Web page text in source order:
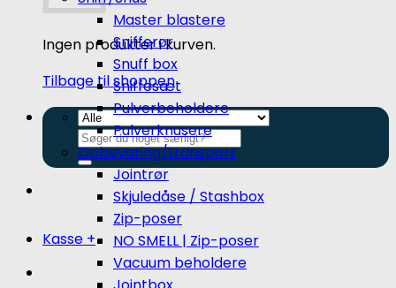
Ingen produkter i kurven.
Tilbage til shoppen
Søg
efter:
Kasse +
Master blastere
Snifferør
Snuff box
Sniffesæt
Pulverbeholdere
Pulverknusere
Opbevaring/transport
Jointrør
Skjuledåse / Stashbox
Zip-poser
NO SMELL | Zip-poser
Vacuum beholdere